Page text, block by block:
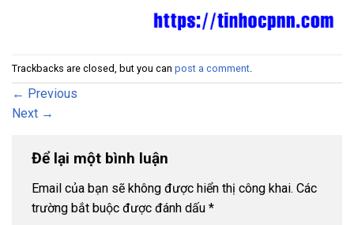
Trackbacks are closed, but you can post a comment
← Previous
Next →
Để lại một bình luận
Email của bạn sẽ không được hiển thị công khai. Các
trường bắt buộc được đánh dấu *